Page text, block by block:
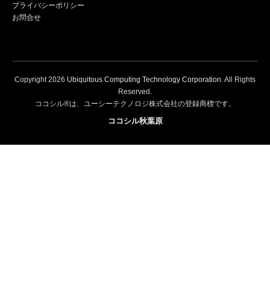
プライバシーポリシー
お問合せ
Copyright2026 Ubiquitous Computing Technology Corporation . All Rights
Reserved.
ココシル®は、ユーシーテクノロジ株式会社の登録商標です。
ココシル秋葉原